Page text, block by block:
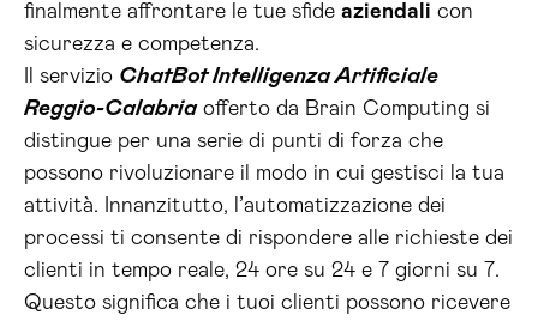
finalmente affrontare le tue sfide aziendali con
sicurezza e competenza.
Il servizio ChatBot Intelligenza Artificiale
Reggio-Calabriaofferto da Brain Computing si
distingue per una serie di punti di forza che
possono rivoluzionare il modo in cui gestisci la tua
attività. Innanzitutto, l’automatizzazione dei
processi ti consente di rispondere alle richieste dei
clienti in tempo reale, 24 ore su 24 e 7 giorni su 7.
Questo significa che i tuoi clienti possono ricevere